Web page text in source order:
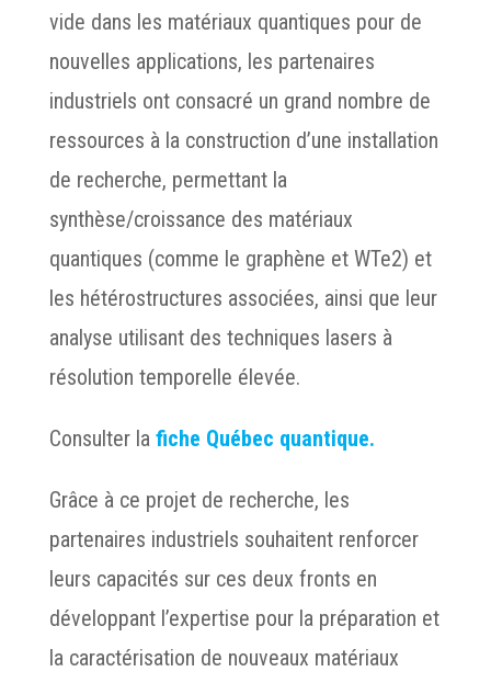
vide dans les matériaux quantiques pour de
nouvelles applications, les partenaires
industriels ont consacré un grand nombre de
ressources à la construction d’une installation
de recherche, permettant la
synthèse/croissance des matériaux
quantiques (comme le graphène et WTe2) et
les hétérostructures associées, ainsi que leur
analyse utilisant des techniques lasers à
résolution temporelle élevée.
Consulter la fiche Québec quantique.
Grâce à ce projet de recherche, les
partenaires industriels souhaitent renforcer
leurs capacités sur ces deux fronts en
développant l’expertise pour la préparation et
la caractérisation de nouveaux matériaux